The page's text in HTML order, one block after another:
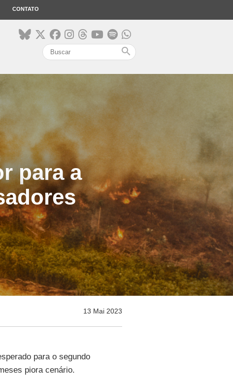
CONTATO
search
para a
13 Mai 2023
para o segundo
piora cenário.